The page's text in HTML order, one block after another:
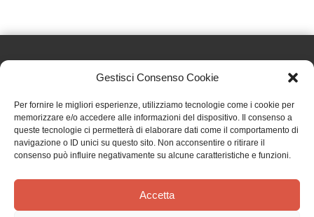
Gestisci Consenso Cookie
Per fornire le migliori esperienze, utilizziamo tecnologie come i cookie per
memorizzare e/o accedere alle informazioni del dispositivo. Il consenso a
queste tecnologie ci permetterà di elaborare dati come il comportamento di
navigazione o ID unici su questo sito. Non acconsentire o ritirare il
consenso può influire negativamente su alcune caratteristiche e funzioni.
Accetta
Effatà Editrice di Pellegrino Paolo SAS
C.F. e P.IVA 09655250018
Via Tre Denti, 1 - 10060 Cantalupa (TO)
Telefono: (+39) 0121 353452 - Fax: (+39) 0121 353839